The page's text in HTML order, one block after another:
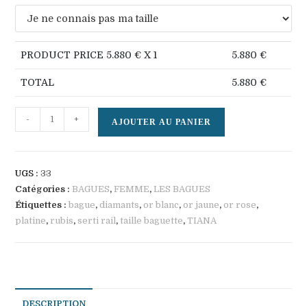
PRODUCT PRICE 5.880 € X 1 5.880 €
TOTAL 5.880 €
quantité
de
- + AJOUTER AU PANIER
UGS :33
Catégories : BAGUES,FEMME,LES BAGUES
Étiquettes :bague, diamants, or blanc, or jaune, or rose,
platine, rubis, serti rail,taille baguette,TIANA